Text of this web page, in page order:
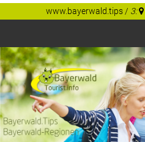
www.bayerwald.tips/ 3:
Bayerwald
Gastgeber Tips
Regionen